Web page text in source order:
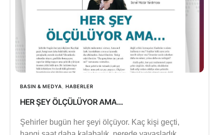
BASIN & MEDYA HABERLER
HER ŞEY ÖLÇÜLÜYOR AMA…
Şehirler bugün her şeyi ölçüyor. Kaç kişi geçti,